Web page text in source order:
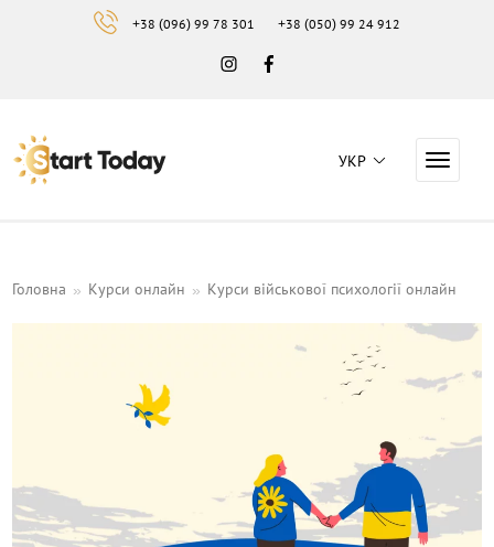
+38 (096) 99 78 301 +38 (050) 99 24 912
Instagram
Навчальний центр "Start Today" УКР
Головна Курси онлайн Курси військової психології онлайн